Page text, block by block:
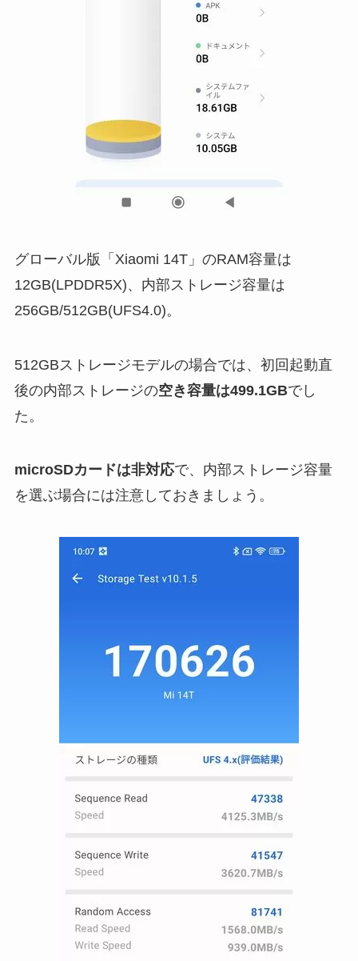
グローバル版「Xiaomi 14T」のRAM容量は
12GB(LPDDR5X)、内部ストレージ容量は
256GB/512GB(UFS4.0)。
512GBストレージモデルの場合では、初回起動直
後の内部ストレージの空き容量は499.1GBでし
た。
microSDカードは非対応で、内部ストレージ容量
を選ぶ場合には注意しておきましょう。